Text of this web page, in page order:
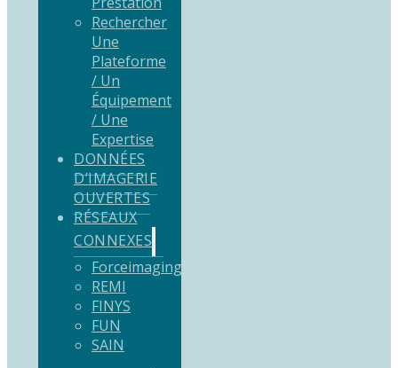
Rechercher
Une
Plateforme
/ Un
Équipement
/ Une
Expertise
DONNÉES
D’IMAGERIE
OUVERTES
RÉSEAUX
CONNEXES
Forceimaging
REMI
FINYS
FUN
SAIN